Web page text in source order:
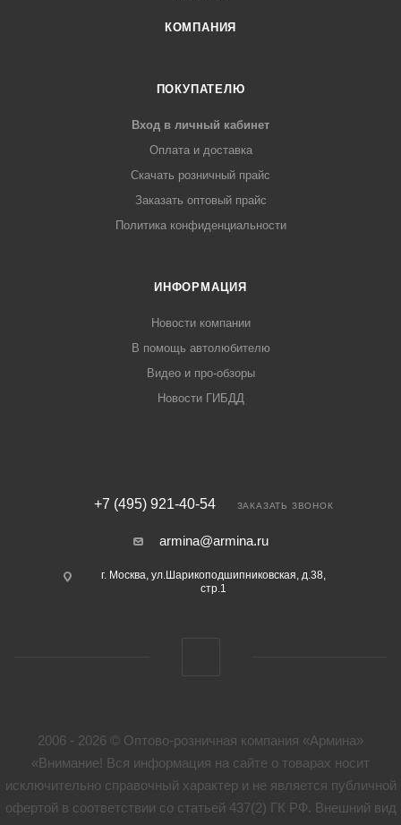
КОМПАНИЯ
ПОКУПАТЕЛЮ
Вход в личный кабинет
Оплата и доставка
Скачать розничный прайс
Заказать оптовый прайс
Политика конфиденциальности
ИНФОРМАЦИЯ
Новости компании
В помощь автолюбителю
Видео и про-обзоры
Новости ГИБДД
+7 (495) 921-40-54 ЗАКАЗАТЬ ЗВОНОК
armina@armina.ru
г. Москва, ул.Шарикоподшипниковская, д.38,
стр.1
2006 - 2026 © Оптово-розничная компания «Армина»
«Внимание! Вся информация на сайте о товарах носит
исключительно справочный характер и не является публичной
офертой в соответствии со статьей 437(2) ГК РФ. Внешний вид